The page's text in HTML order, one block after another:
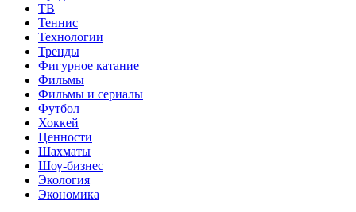
ТВ
Теннис
Технологии
Тренды
Фигурное катание
Фильмы
Фильмы и сериалы
Футбол
Хоккей
Ценности
Шахматы
Шоу-бизнес
Экология
Экономика